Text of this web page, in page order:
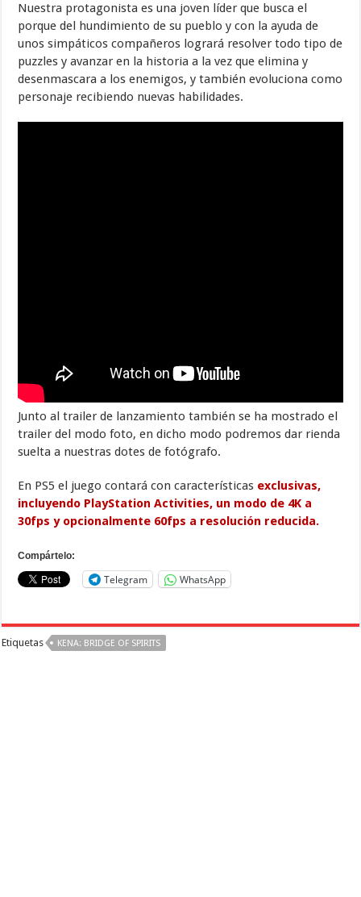
Nuestra protagonista es una joven líder que busca el
porque del hundimiento de su pueblo y con la ayuda de
unos simpáticos compañeros logrará resolver todo tipo de
puzzles y avanzar en la historia a la vez que elimina y
desenmascara a los enemigos, y también evoluciona como
personaje recibiendo nuevas habilidades.
Junto al trailer de lanzamiento también se ha mostrado el
trailer del modo foto, en dicho modo podremos dar rienda
suelta a nuestras dotes de fotógrafo.
En PS5 el juego contará con características exclusivas,
incluyendo PlayStation Activities, un modo de 4K a
30fps y opcionalmente 60fps a resolución reducida.
Compártelo:
Telegram WhatsApp
Etiquetas KENA: BRIDGE OF SPIRITS